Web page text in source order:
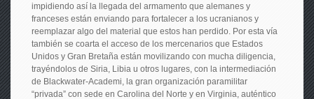
impidiendo así la llegada del armamento que alemanes y
franceses están enviando para fortalecer a los ucranianos y
reemplazar algo del material que estos han perdido. Por esta vía
también se coarta el acceso de los mercenarios que Estados
Unidos y Gran Bretaña están movilizando con mucha diligencia,
trayéndolos de Siria, Libia u otros lugares, con la intermediación
de Blackwater-Academi, la gran organización paramilitar
“privada” con sede en Carolina del Norte y en Virginia, auténtico